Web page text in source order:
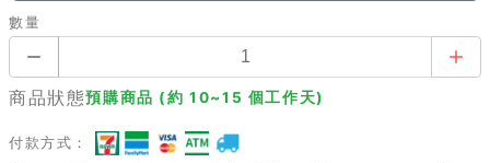
數量
商品狀態預購商品 (約 10~15 個工作天)
付款方式：